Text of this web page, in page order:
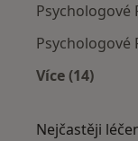
Psychologové
Psychologové
Více (14)
Nejčastěji